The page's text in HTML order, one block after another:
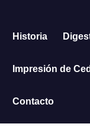
Saltar
Historia
Impresión de
Contacto